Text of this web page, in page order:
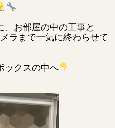
、お部屋の中の工事と
ラまで一気に終わらせて
ックスの中へ